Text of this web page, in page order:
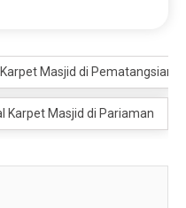
Masjid di
Karpet Masjid di Pariaman